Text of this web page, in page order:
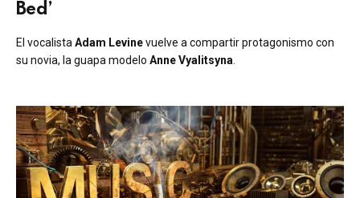
Bed’
El vocalista Adam Levinevuelve a compartir protagonismo con
su novia, la guapa modelo Anne Vyalitsyna